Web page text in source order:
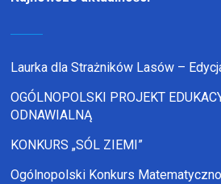
Laurka dla Strażników Lasów –
OGÓLNOPOLSKI PROJEKT
ODNAWIALNĄ
KONKURS „SÓL ZIEMI”
Ogólnopolski Konkurs